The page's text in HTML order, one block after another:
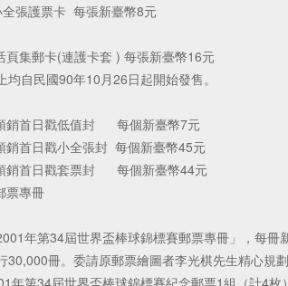
張護票卡 每張新臺幣8元
頁集郵卡(連護卡套 ) 每張新臺幣16元
均自民國90年10月26日起開始發售。
銷首日戳低值封 每個新臺幣7元
銷首日戳小全張封 每個新臺幣45元
銷首日戳套票封 每個新臺幣44元
票專冊
年第34屆世界盃棒球錦標賽郵票專冊」，每冊
30,000冊。委請原郵票繪圖者李光棋先生精心規